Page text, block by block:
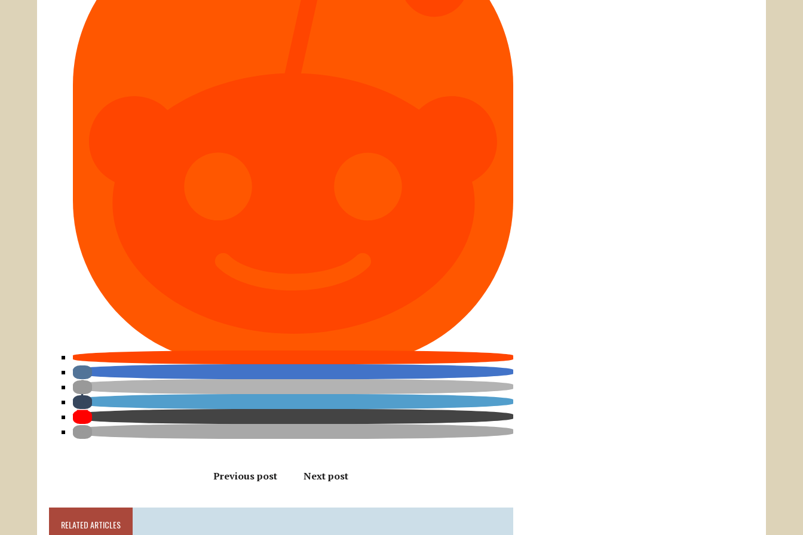
Previous post Next post
RELATED ARTICLES